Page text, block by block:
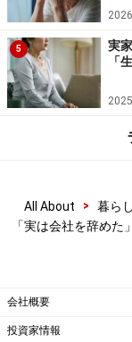
は、『甘えたこ
くても仕事をし
社に行ってるん
いろいろありま
い。だって生活
けてはいけない
方や感じ方は人
れないが、夫に
といって夫が悪
5
実
「
All About > 暮らし
「実は会社を辞めた
会社概要
投資家情報